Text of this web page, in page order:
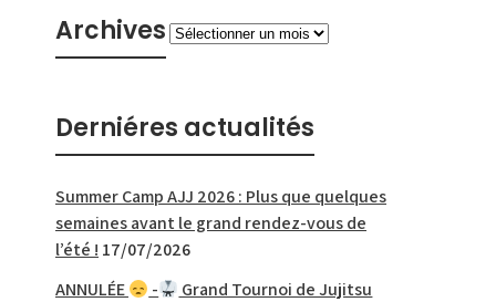
ArchivesArchives
Derniéres actualités
Summer Camp AJJ 2026 : Plus que quelques
semaines avant le grand rendez-vous de
l’été ! 17/07/2026
ANNULÉE
-
Grand Tournoi de Jujitsu